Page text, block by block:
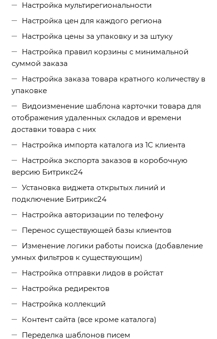
Настройка мультирегиональности
Настройка цен для каждого региона
Настройка цены за упаковку и за штуку
Настройка правил корзины с минимальной
суммой заказа
Настройка заказа товара кратного количеству в
упаковке
Видоизменение шаблона карточки товара для
отображения удаленных складов и времени
доставки товара с них
Настройка импорта каталога из 1С клиента
Настройка экспорта заказов в коробочную
версию Битрикс24
Установка виджета открытых линий и
подключение Битрикс24
Настройка авторизации по телефону
Перенос существующей базы клиентов
Изменение логики работы поиска (добавление
умных фильтров к существующим)
Настройка отправки лидов в ройстат
Настройка редиректов
Настройка коллекций
Контент сайта (все кроме каталога)
Переделка шаблонов писем